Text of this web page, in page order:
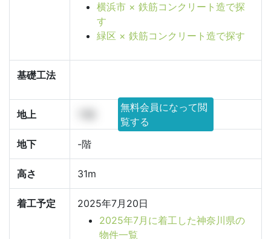
横浜市 × 鉄筋コンクリート造で探
す
緑区 × 鉄筋コンクリート造で探す
基礎工法
地上
無料会員になって閲
覧する
地下
-階
高さ 31m
着工予定
2025年7月20日
2025年7月に着工した神奈川県の
物件一覧